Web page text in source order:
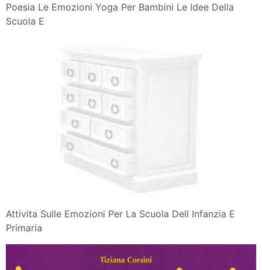
Poesia Le Emozioni Yoga Per Bambini Le Idee Della
Scuola E
Attivita Sulle Emozioni Per La Scuola Dell Infanzia E
Primaria